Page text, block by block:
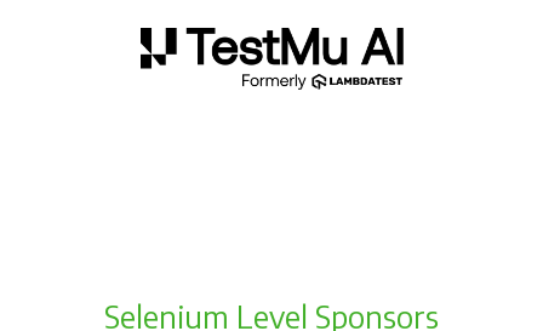
Selenium Level Sponsors